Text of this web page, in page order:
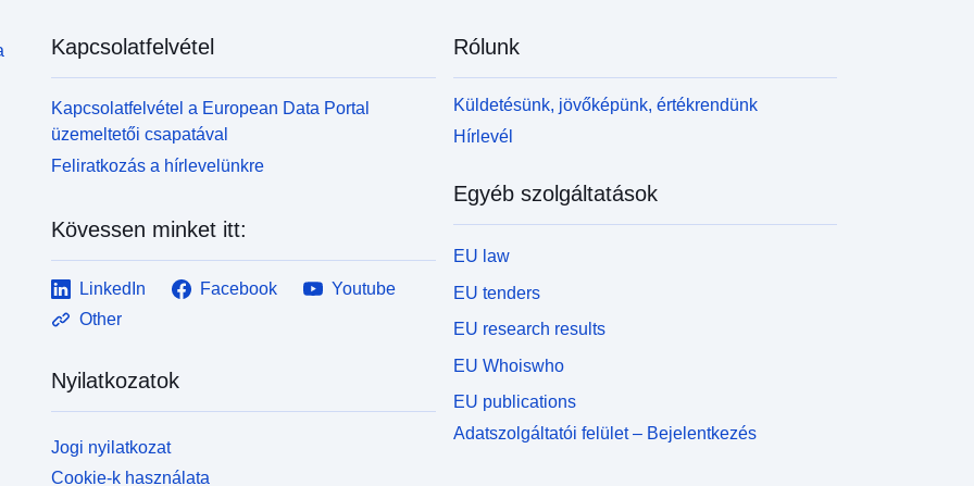
Kapcsolatfelvétel
Kapcsolatfelvétel a European Data Portal
üzemeltetői csapatával
Feliratkozás a hírlevelünkre
Kövessen minket itt:
LinkedIn Facebook
Youtube
Other
Nyilatkozatok
Jogi nyilatkozat
Cookie-k használata
Rólunk
Küldetésünk, jövőképünk, értékrendünk
Hírlevél
Egyéb szolgáltatások
EU law
EU tenders
EU research results
EU Whoiswho
EU publications
Adatszolgáltatói felület – Bejelentkezés